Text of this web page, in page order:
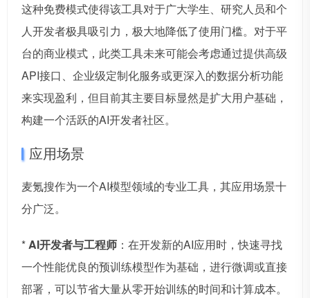
这种免费模式使得该工具对于广大学生、研究人员和个
人开发者极具吸引力，极大地降低了使用门槛。对于平
台的商业模式，此类工具未来可能会考虑通过提供高级
API接口、企业级定制化服务或更深入的数据分析功能
来实现盈利，但目前其主要目标显然是扩大用户基础，
构建一个活跃的AI开发者社区。
应用场景
麦氪搜作为一个AI模型领域的专业工具，其应用场景十
分广泛。
*AI开发者与工程师 ：在开发新的AI应用时，快速寻找
一个性能优良的预训练模型作为基础，进行微调或直接
部署，可以节省大量从零开始训练的时间和计算成本。